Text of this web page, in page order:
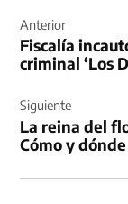
de
entradas
Anterior
Fiscalía
criminal ‘Los
Siguiente
La reina del
Cómo y